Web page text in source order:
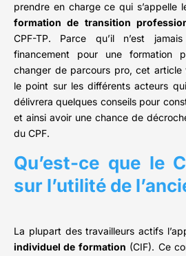
prendre en charge ce qui s’appelle
formation de transition
CPF-TP. Parce qu’il n’est
financement pour une formation
changer de parcours pro, cet
le point sur les différents acteurs
délivrera quelques conseils pour
et ainsi avoir une chance de
du CPF.
Qu’est-ce que le
sur l’utilité de
La plupart des travailleurs actifs
individuel de formation (CIF). Ce